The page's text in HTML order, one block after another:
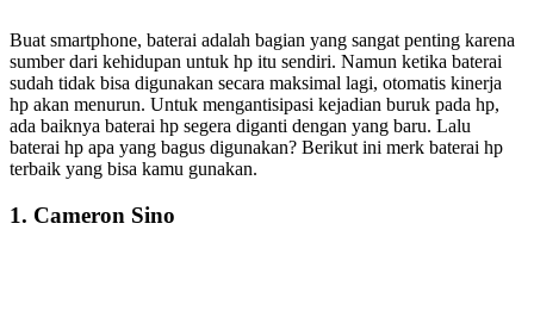
Buat smartphone, baterai adalah bagian yang sangat penting karena
sumber dari kehidupan untuk hp itu sendiri. Namun ketika baterai
sudah tidak bisa digunakan secara maksimal lagi, otomatis kinerja
hp akan menurun. Untuk mengantisipasi kejadian buruk pada hp,
ada baiknya baterai hp segera diganti dengan yang baru. Lalu
baterai hp apa yang bagus digunakan? Berikut ini merk baterai hp
terbaik yang bisa kamu gunakan.
1. Cameron Sino